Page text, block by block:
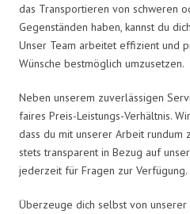
das Transportieren von schweren
Gegenständen haben, kannst du
Unser Team arbeitet effizient und
Wünsche bestmöglich umzusetzen.
Neben unserem zuverlässigen
faires Preis-Leistungs-Verhältnis.
dass du mit unserer Arbeit rundum
stets transparent in Bezug auf
jederzeit für Fragen zur Verfügung.
Überzeuge dich selbst von